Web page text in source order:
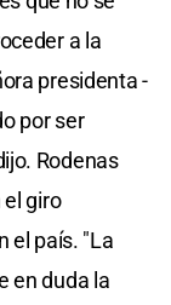
a la
presidenta -
por ser
Rodenas
giro
el país. "La
en duda la